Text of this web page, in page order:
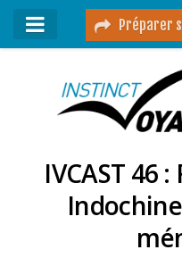
Préparer
Mon podcast
Destinations
Mes ressources pour
IVCAST 46